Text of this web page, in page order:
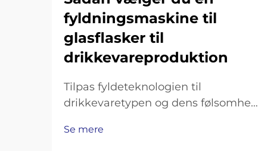
fyldningsmaskine til
glasflasker til
drikkevareproduktion
Tilpas fyldeteknologien til
drikkevaretypen og dens følsomhed.
kulsyreholdige drikkevarer og øl.
Se mere